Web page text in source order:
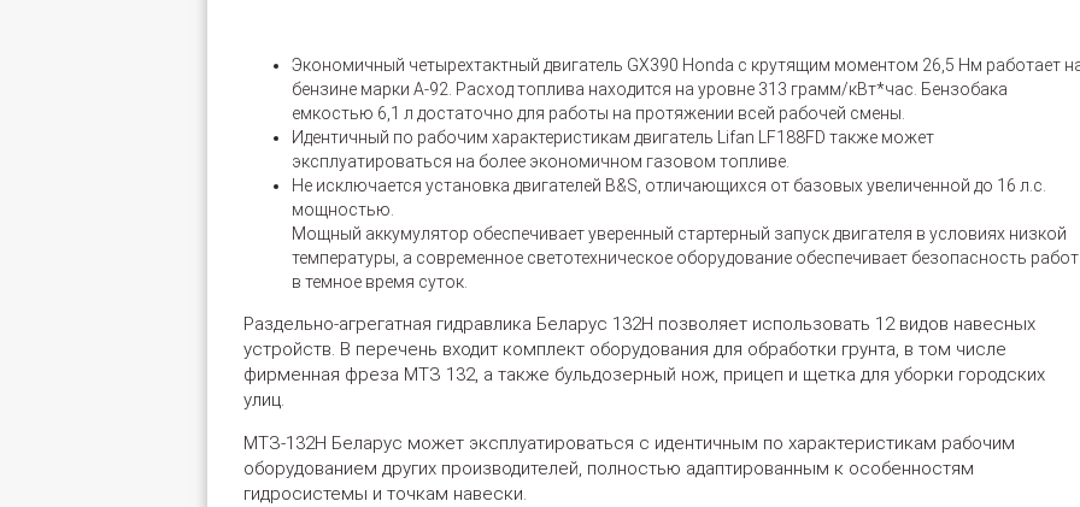
Экономичный четырехтактный двигатель GX390 Honda с крутящим моментом 26,5 Нм работает
бензине марки А-92. Расход топлива находится на уровне 313 грамм/кВт*час. Бензобака
емкостью 6,1 л достаточно для работы на протяжении всей рабочей смены.
Идентичный по рабочим характеристикам двигатель Lifan LF188FD также может
эксплуатироваться на более экономичном газовом топливе.
Не исключается установка двигателей B&S, отличающихся от базовых увеличенной до 16 л.с.
мощностью.
Мощный аккумулятор обеспечивает уверенный стартерный запуск двигателя в условиях низкой
температуры, а современное светотехническое оборудование обеспечивает безопасность работ
в темное время суток.
Раздельно-агрегатная гидравлика Беларус 132Н позволяет использовать 12 видов навесных
устройств. В перечень входит комплект оборудования для обработки грунта, в том числе
фирменная фреза МТЗ 132, а также бульдозерный нож, прицеп и щетка для уборки городских
улиц.
МТЗ-132Н Беларус может эксплуатироваться с идентичным по характеристикам рабочим
оборудованием других производителей, полностью адаптированным к особенностям
гидросистемы и точкам навески.